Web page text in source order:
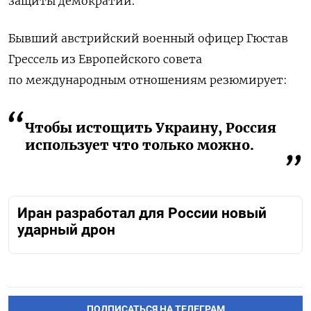
Бывший австрийский военный офицер Гюстав
Грессель из Европейского совета
по международным отношениям резюмирует:
Чтобы истощить Украину, Россия
использует что только можно.
Иран разработал для России новый
ударный дрон